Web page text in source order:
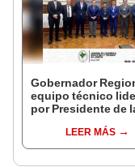
Gobernador
equipo técnico
por Presidente de
Loreto se
Premier
LEER MÁS